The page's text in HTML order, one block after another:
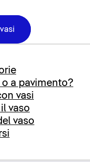
a pavimento?
vasi
vaso
vaso